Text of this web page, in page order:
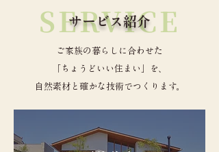
SERVICE
サービス紹介
ご家族の暮らしに合わせた
「ちょうどいい住まい」を、
自然素材と確かな技術でつくります。